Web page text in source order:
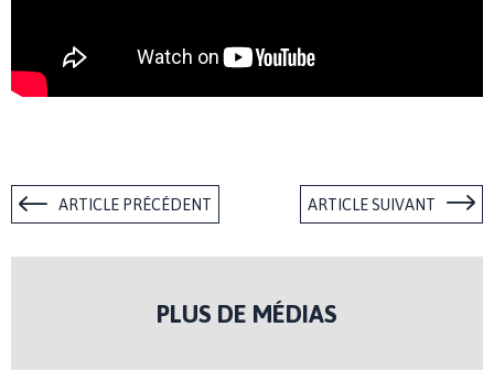
ARTICLE PRÉCÉDENT ARTICLE SUIVANT
PLUS DE MÉDIAS